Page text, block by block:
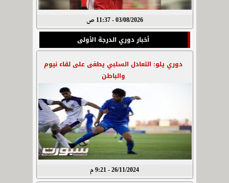
03/08/2026 - 11:37 ص
أخبار دوري الدرجة الأولى
دوري يلو: التعادل السلبي يطغى على لقاء نيوم
والباطن
26/11/2024 - 9:21 م